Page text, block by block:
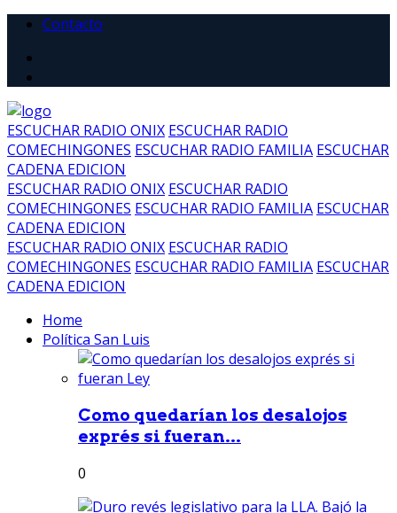
Contacto
ESCUCHAR RADIO ONIX ESCUCHAR RADIO
COMECHINGONES ESCUCHAR RADIO FAMILIA ESCUCHAR
CADENA EDICION
ESCUCHAR RADIO ONIX ESCUCHAR RADIO
COMECHINGONES ESCUCHAR RADIO FAMILIA ESCUCHAR
CADENA EDICION
ESCUCHAR RADIO ONIX ESCUCHAR RADIO
COMECHINGONES ESCUCHAR RADIO FAMILIA ESCUCHAR
CADENA EDICION
Home
Política San Luis
Como quedarían los desalojos
exprés si fueran...
0